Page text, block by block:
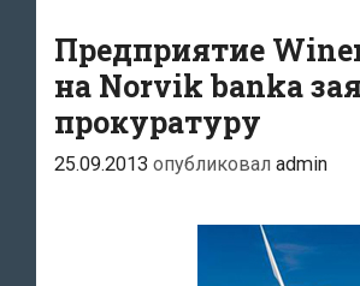
Предприятие
на Norvik bankа
прокуратуру
25.09.2013 опубликовал admin